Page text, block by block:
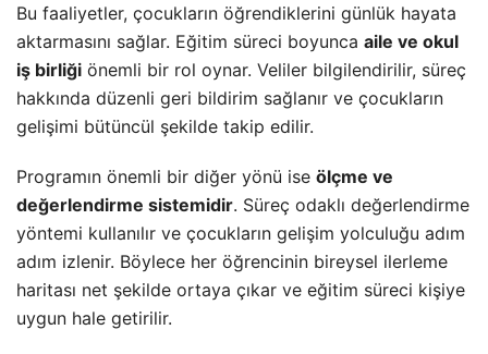
Bu faaliyetler, çocukların öğrendiklerini günlük hayata
aktarmasını sağlar. Eğitim süreci boyunca aile ve okul
iş birliği önemli bir rol oynar. Veliler bilgilendirilir, süreç
hakkında düzenli geri bildirim sağlanır ve çocukların
gelişimi bütüncül şekilde takip edilir.
Programın önemli bir diğer yönü ise ölçme ve
değerlendirme sistemidir. Süreç odaklı değerlendirme
yöntemi kullanılır ve çocukların gelişim yolculuğu adım
adım izlenir. Böylece her öğrencinin bireysel ilerleme
haritası net şekilde ortaya çıkar ve eğitim süreci kişiye
uygun hale getirilir.